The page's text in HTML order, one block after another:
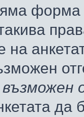
форма
на
да